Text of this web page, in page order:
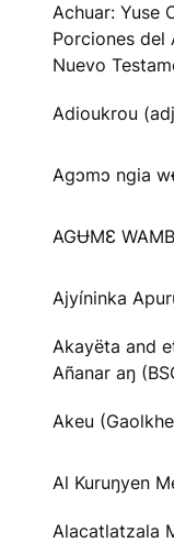
Achuar: Yuse
Porciones del
Nuevo
Adioukrou
Agɔmɔ ngia
AGɄMƐ
Ajyíninka
Akayëta and
Añanar aŋ
Akeu
Al Kuruŋyen
Alacatlatzala